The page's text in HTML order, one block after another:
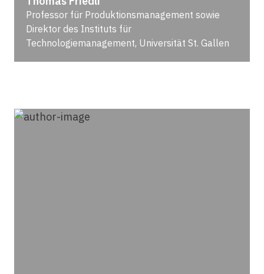
Professor für Produktionsmanagement sowie
Direktor des Instituts für
Technologiemanagement, Universität St. Gallen